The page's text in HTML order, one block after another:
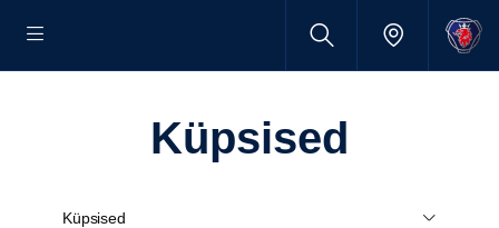
Küpsised
Küpsised